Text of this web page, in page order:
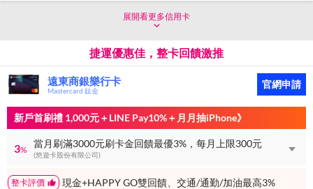
展開看更多信用卡
捷運優惠佳，整卡回饋激推
遠東商銀樂行卡
Mastercard 鈦金
官網申請
新戶首刷禮 1,000元＋LINE Pay10%＋月月抽iPhone》
3%
當月刷滿3000元刷卡金回饋最優3%，每月上限300元
(悠遊卡股份有限公司)
整卡評價 現金+HAPPY GO雙回饋、交通/通勤/加油最高3%